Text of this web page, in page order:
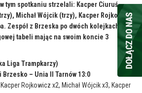
tym spotkaniu strzelali: Kacper Ciuruś
Michał Wójcik (trzy), Kacper Rojkowicz
Zespół z Brzeska po dwóch kolejkach
tabeli mając na swoim koncie 3
Liga Trampkarzy)
Brzesko – Unia II Tarnów 13:0
Rojkowicz x2, Michał Wójcik x3, Kacper